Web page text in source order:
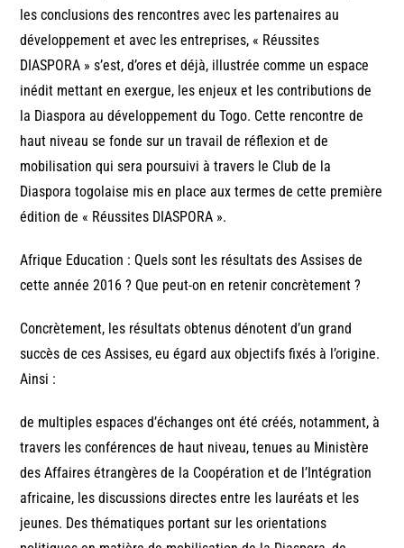
les conclusions des rencontres avec les partenaires au
développement et avec les entreprises, « Réussites
DIASPORA » s’est, d’ores et déjà, illustrée comme un espace
inédit mettant en exergue, les enjeux et les contributions de
la Diaspora au développement du Togo. Cette rencontre de
haut niveau se fonde sur un travail de réflexion et de
mobilisation qui sera poursuivi à travers le Club de la
Diaspora togolaise mis en place aux termes de cette première
édition de « Réussites DIASPORA ».
Afrique Education : Quels sont les résultats des Assises de
cette année 2016 ? Que peut-on en retenir concrètement ?
Concrètement, les résultats obtenus dénotent d’un grand
succès de ces Assises, eu égard aux objectifs fixés à l’origine.
Ainsi :
de multiples espaces d’échanges ont été créés, notamment, à
travers les conférences de haut niveau, tenues au Ministère
des Affaires étrangères de la Coopération et de l’Intégration
africaine, les discussions directes entre les lauréats et les
jeunes. Des thématiques portant sur les orientations